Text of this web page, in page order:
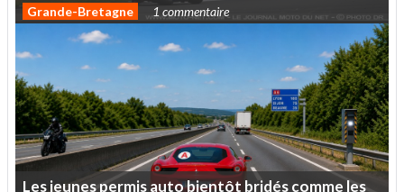
Grande-Bretagne 1 commentaire
Lesjeunespermisautobientôt bridéscommeles